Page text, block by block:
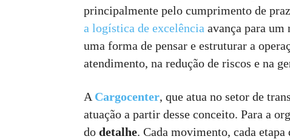
principalmente pelo cumprimento de
a logística de excelência avança para
uma forma de pensar e estruturar a
atendimento, na redução de riscos e na
A Cargocenter, que atua no setor de
atuação a partir desse conceito. Para a
do detalhe. Cada movimento, cada